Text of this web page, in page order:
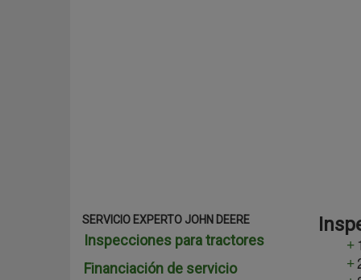
SERVICIO EXPERTO JOHN DEERE
Inspecciones para tractores
Financiación de servicio